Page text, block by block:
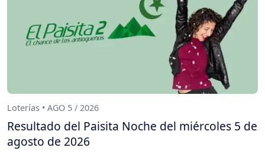
Loterías • AGO 5 / 2026
Resultado del Paisita Noche del miércoles 5 de
agosto de 2026